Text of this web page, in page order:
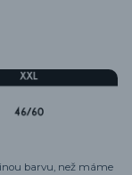
barvu, než máme